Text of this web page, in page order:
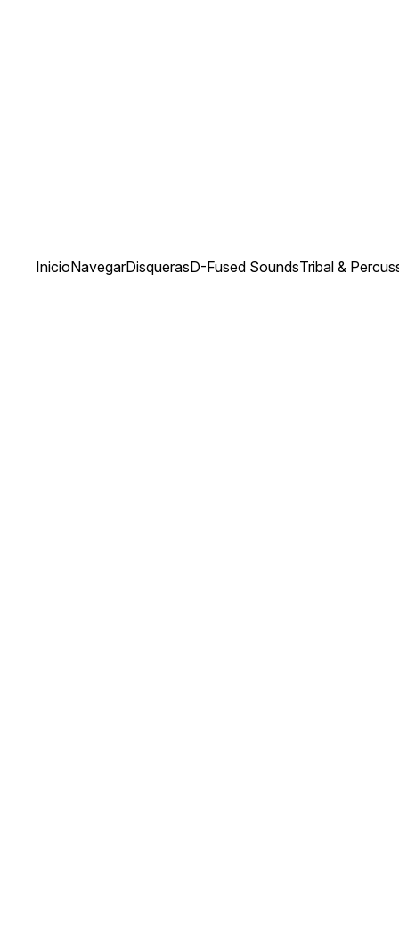
InicioNavegarDisquerasD-Fused SoundsTribal &